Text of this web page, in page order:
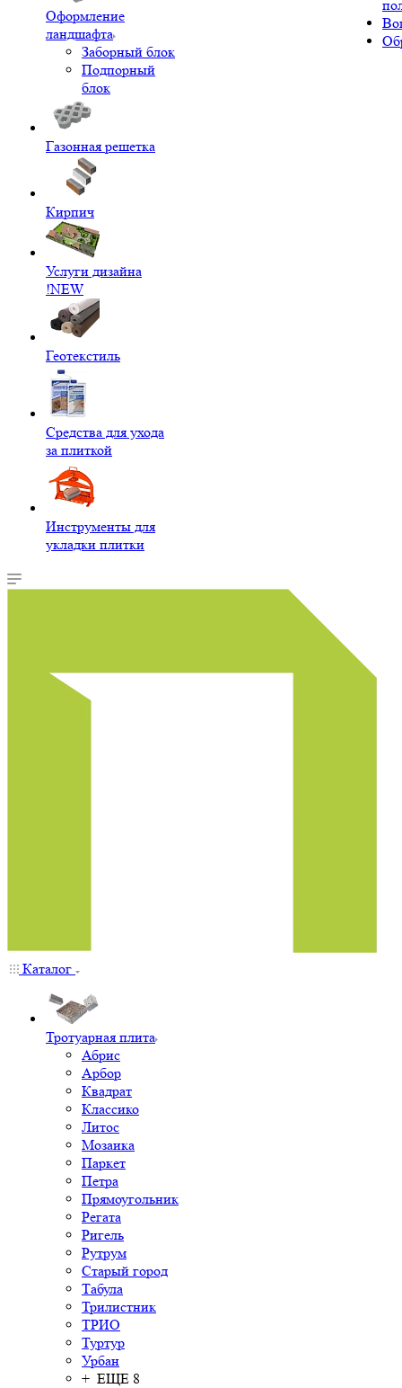
Оформление
ландшафта
Заборный блок
Подпорный
блок
Газонная решетка
Кирпич
Услуги дизайна
!NEW
Геотекстиль
Средства для ухода
за плиткой
Инструменты для
укладки плитки
Каталог
Тротуарная плита
Абрис
Арбор
Квадрат
Классико
Литос
Мозаика
Паркет
Петра
Прямоугольник
Регата
Ригель
Рутрум
Старый город
Табула
Трилистник
ТРИО
Туртур
Урбан
+ ЕЩЕ 8